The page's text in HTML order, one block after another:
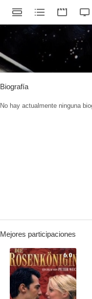
Biografía
No hay actualmente ninguna
Mejores participaciones
6.0